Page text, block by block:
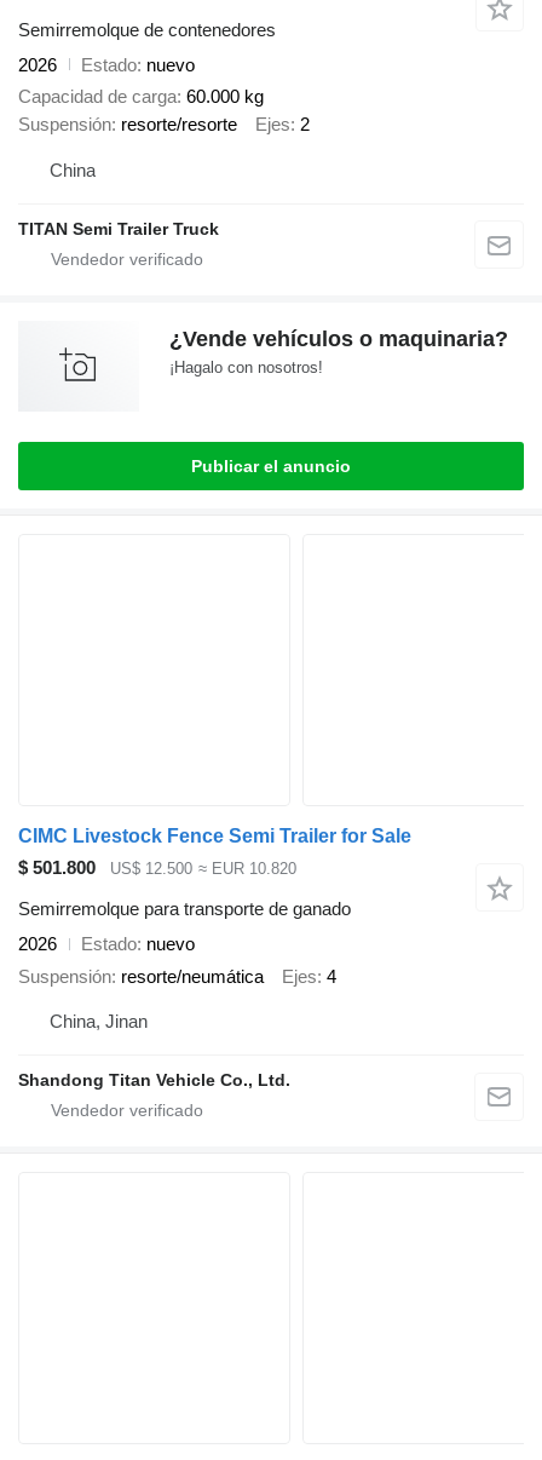
Semirremolque de contenedores
2026
Estado nuevo
Capacidad de carga 60.000 kg
Suspensión resorte/resorte Ejes 2
China
TITAN Semi Trailer Truck
¿Vende vehículos o maquinaria?
¡Hagalo con nosotros!
Publicar el anuncio
CIMC Livestock Fence Semi Trailer for Sale
$ 501.800
US$ 12.500 ≈ EUR 10.820
Semirremolque para transporte de ganado
2026
Estado nuevo
Suspensión resorte/neumática Ejes 4
China, Jinan
Shandong Titan Vehicle Co., Ltd.